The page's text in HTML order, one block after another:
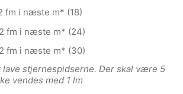
fm i næste m* (18)
fm i næste m* (24)
fm i næste m* (30)
lave stjernespidserne. Der skal være 5
vendes med 1 lm